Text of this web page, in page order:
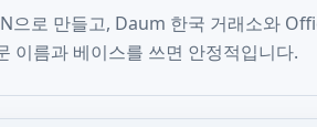
으로 만들고, Daum 한국 거래소와
이름과 베이스를 쓰면 안정적입니다.